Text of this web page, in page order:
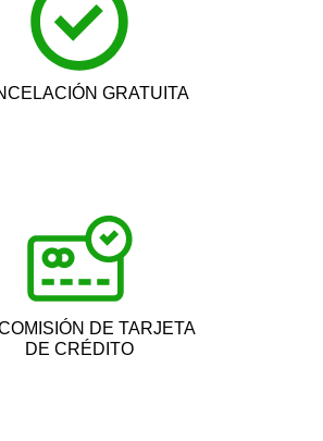
GRATUITA
DE TARJETA
DE CRÉDITO